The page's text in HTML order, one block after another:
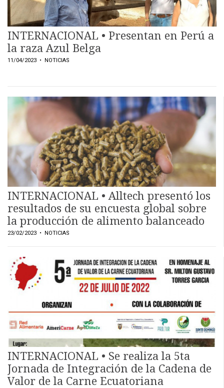
INTERNACIONAL • Presentan en Perú a
la raza Azul Belga
11/04/2023 • NOTICIAS
INTERNACIONAL • Alltech presentó los
resultados de su encuesta global sobre
la producción de alimento balanceado
23/02/2023 • NOTICIAS
INTERNACIONAL • Se realiza la 5ta
Jornada de Integración de la Cadena de
Valor de la Carne Ecuatoriana